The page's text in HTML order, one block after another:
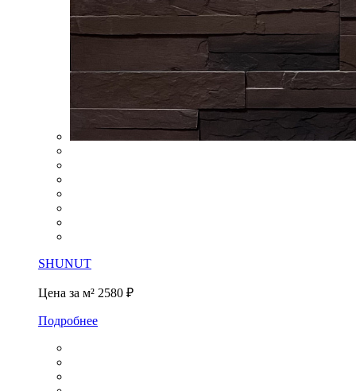
SHUNUT
Цена за м² 2580 ₽
Подробнее